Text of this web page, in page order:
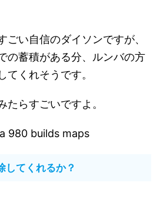
ごい自信のダイソンですが、
の蓄積がある分、ルンバの方
てくれそうです。
たらすごいですよ。
980 builds maps
してくれるか？